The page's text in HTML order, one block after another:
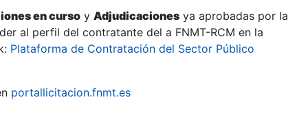
en curso y Adjudicaciones ya aprobadas por la
al perfil del contratante del a FNMT-RCM en la
Plataforma de Contratación del Sector Público
portallicitacion.fnmt.es